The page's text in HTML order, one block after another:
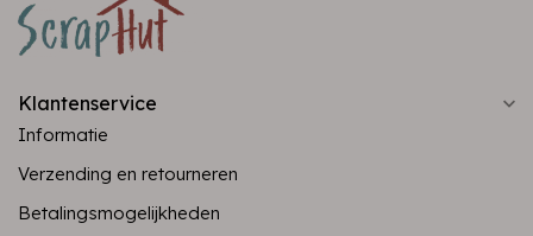
Klantenservice
Informatie
Verzending en retourneren
Betalingsmogelijkheden